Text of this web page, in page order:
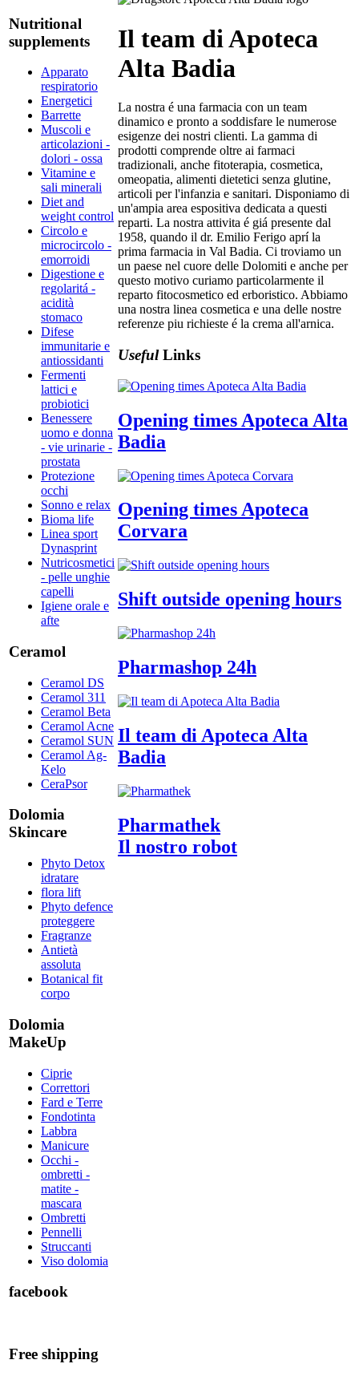
Nutritional
supplements
Apparato
respiratorio
Energetici
Barrette
Muscoli e
articolazioni -
dolori - ossa
Vitamine e
sali minerali
Diet and
weight control
Circolo e
microcircolo -
emorroidi
Digestione e
regolaritá -
acidità
stomaco
Difese
immunitarie e
antiossidanti
Fermenti
lattici e
probiotici
Benessere
uomo e donna
- vie urinarie -
prostata
Protezione
occhi
Sonno e relax
Bioma life
Linea sport
Dynasprint
Nutricosmetici
- pelle unghie
capelli
Igiene orale e
afte
Ceramol
Ceramol DS
Ceramol 311
Ceramol Beta
Ceramol Acne
Ceramol SUN
Ceramol Ag-
Kelo
CeraPsor
Dolomia
Skincare
Phyto Detox
idratare
flora lift
Phyto defence
proteggere
Fragranze
Antietà
assoluta
Botanical fit
corpo
Dolomia
MakeUp
Ciprie
Correttori
Fard e Terre
Fondotinta
Labbra
Manicure
Occhi -
ombretti -
matite -
mascara
Ombretti
Pennelli
Struccanti
Viso dolomia
facebook
Free shipping
Il team di Apoteca
Alta Badia
La nostra é una farmacia con un team
dinamico e pronto a soddisfare le numerose
esigenze dei nostri clienti. La gamma di
prodotti comprende oltre ai farmaci
tradizionali, anche fitoterapia, cosmetica,
omeopatia, alimenti dietetici senza glutine,
articoli per l'infanzia e sanitari. Disponiamo di
un'ampia area espositiva dedicata a questi
reparti. La nostra attivita é giá presente dal
1958, quando il dr. Emilio Ferigo aprí la
prima farmacia in Val Badia. Ci troviamo un
un paese nel cuore delle Dolomiti e anche per
questo motivo curiamo particolarmente il
reparto fitocosmetico ed erboristico. Abbiamo
una nostra linea cosmetica e una delle nostre
referenze piu richieste é la crema all'arnica.
UsefulLinks
Opening times Apoteca Alta
Badia
Opening times Apoteca
Corvara
Shift outside opening hours
Pharmashop 24h
Il team di Apoteca Alta
Badia
Pharmathek
Il nostro robot